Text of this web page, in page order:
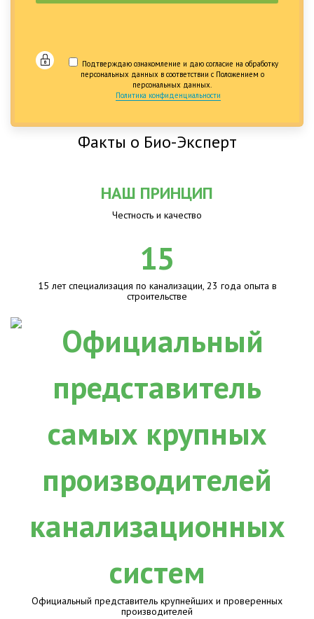
Подтверждаю ознакомление и даю согласие на обработку
персональных данных в соответствии с Положением о
персональных данных.
Политика конфиденциальности
Факты о Био-Эксперт
НАШ ПРИНЦИП
Честность и качество
15
15 лет специализация по канализации, 23 года опыта в
строительстве
Официальный представитель крупнейших и проверенных
производителей